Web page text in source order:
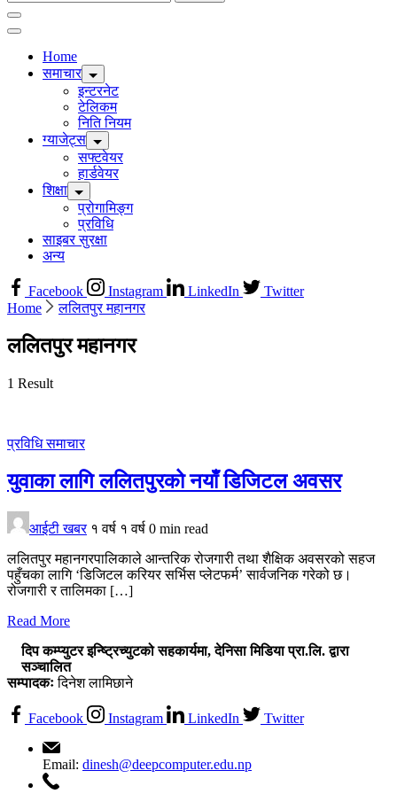
for:
Home
समाचार
इन्टरनेट
टेलिकम
निति नियम
ग्याजेट्स
सफ्टवेयर
हार्डवेयर
शिक्षा
प्रोगामिङ्ग
प्रविधि
साइबर सुरक्षा
अन्य
Facebook Instagram LinkedIn
Twitter
Home
ललितपुर महानगर
ललितपुर महानगर
1 Result
प्रविधिसमाचार
युवाका लागि ललितपुरको नयाँ डिजिटल अवसर
आईटी खबर १ वर्ष १ वर्ष 0 min read
ललितपुर महानगरपालिकाले आन्तरिक रोजगारी तथा शैक्षिक अवसरको सहज
पहुँचका लागि ‘डिजिटल करियर सर्भिस प्लेटफर्म’ सार्वजनिक गरेको छ।
रोजगारी र तालिमका […]
Read More
दिप कम्प्युटर इन्ष्ट्रिच्युटको सहकार्यमा, देनिसा मिडिया प्रा.लि. द्वारा
सञ्चालित
सम्पादकःदिनेश लामिछाने
Facebook Instagram LinkedIn Twitter
Email: dinesh@deepcomputer.edu.np